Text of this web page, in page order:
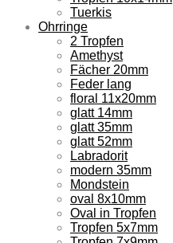
Tuerkis
Ohrringe
2 Tropfen
Amethyst
Fächer 20mm
Feder lang
floral 11x20mm
glatt 14mm
glatt 35mm
glatt 52mm
Labradorit
modern 35mm
Mondstein
oval 8x10mm
Oval in Tropfen
Tropfen 5x7mm